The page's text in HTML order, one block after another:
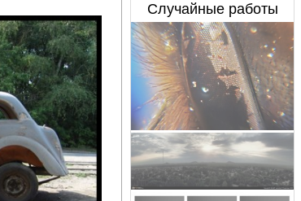
Случайные работы